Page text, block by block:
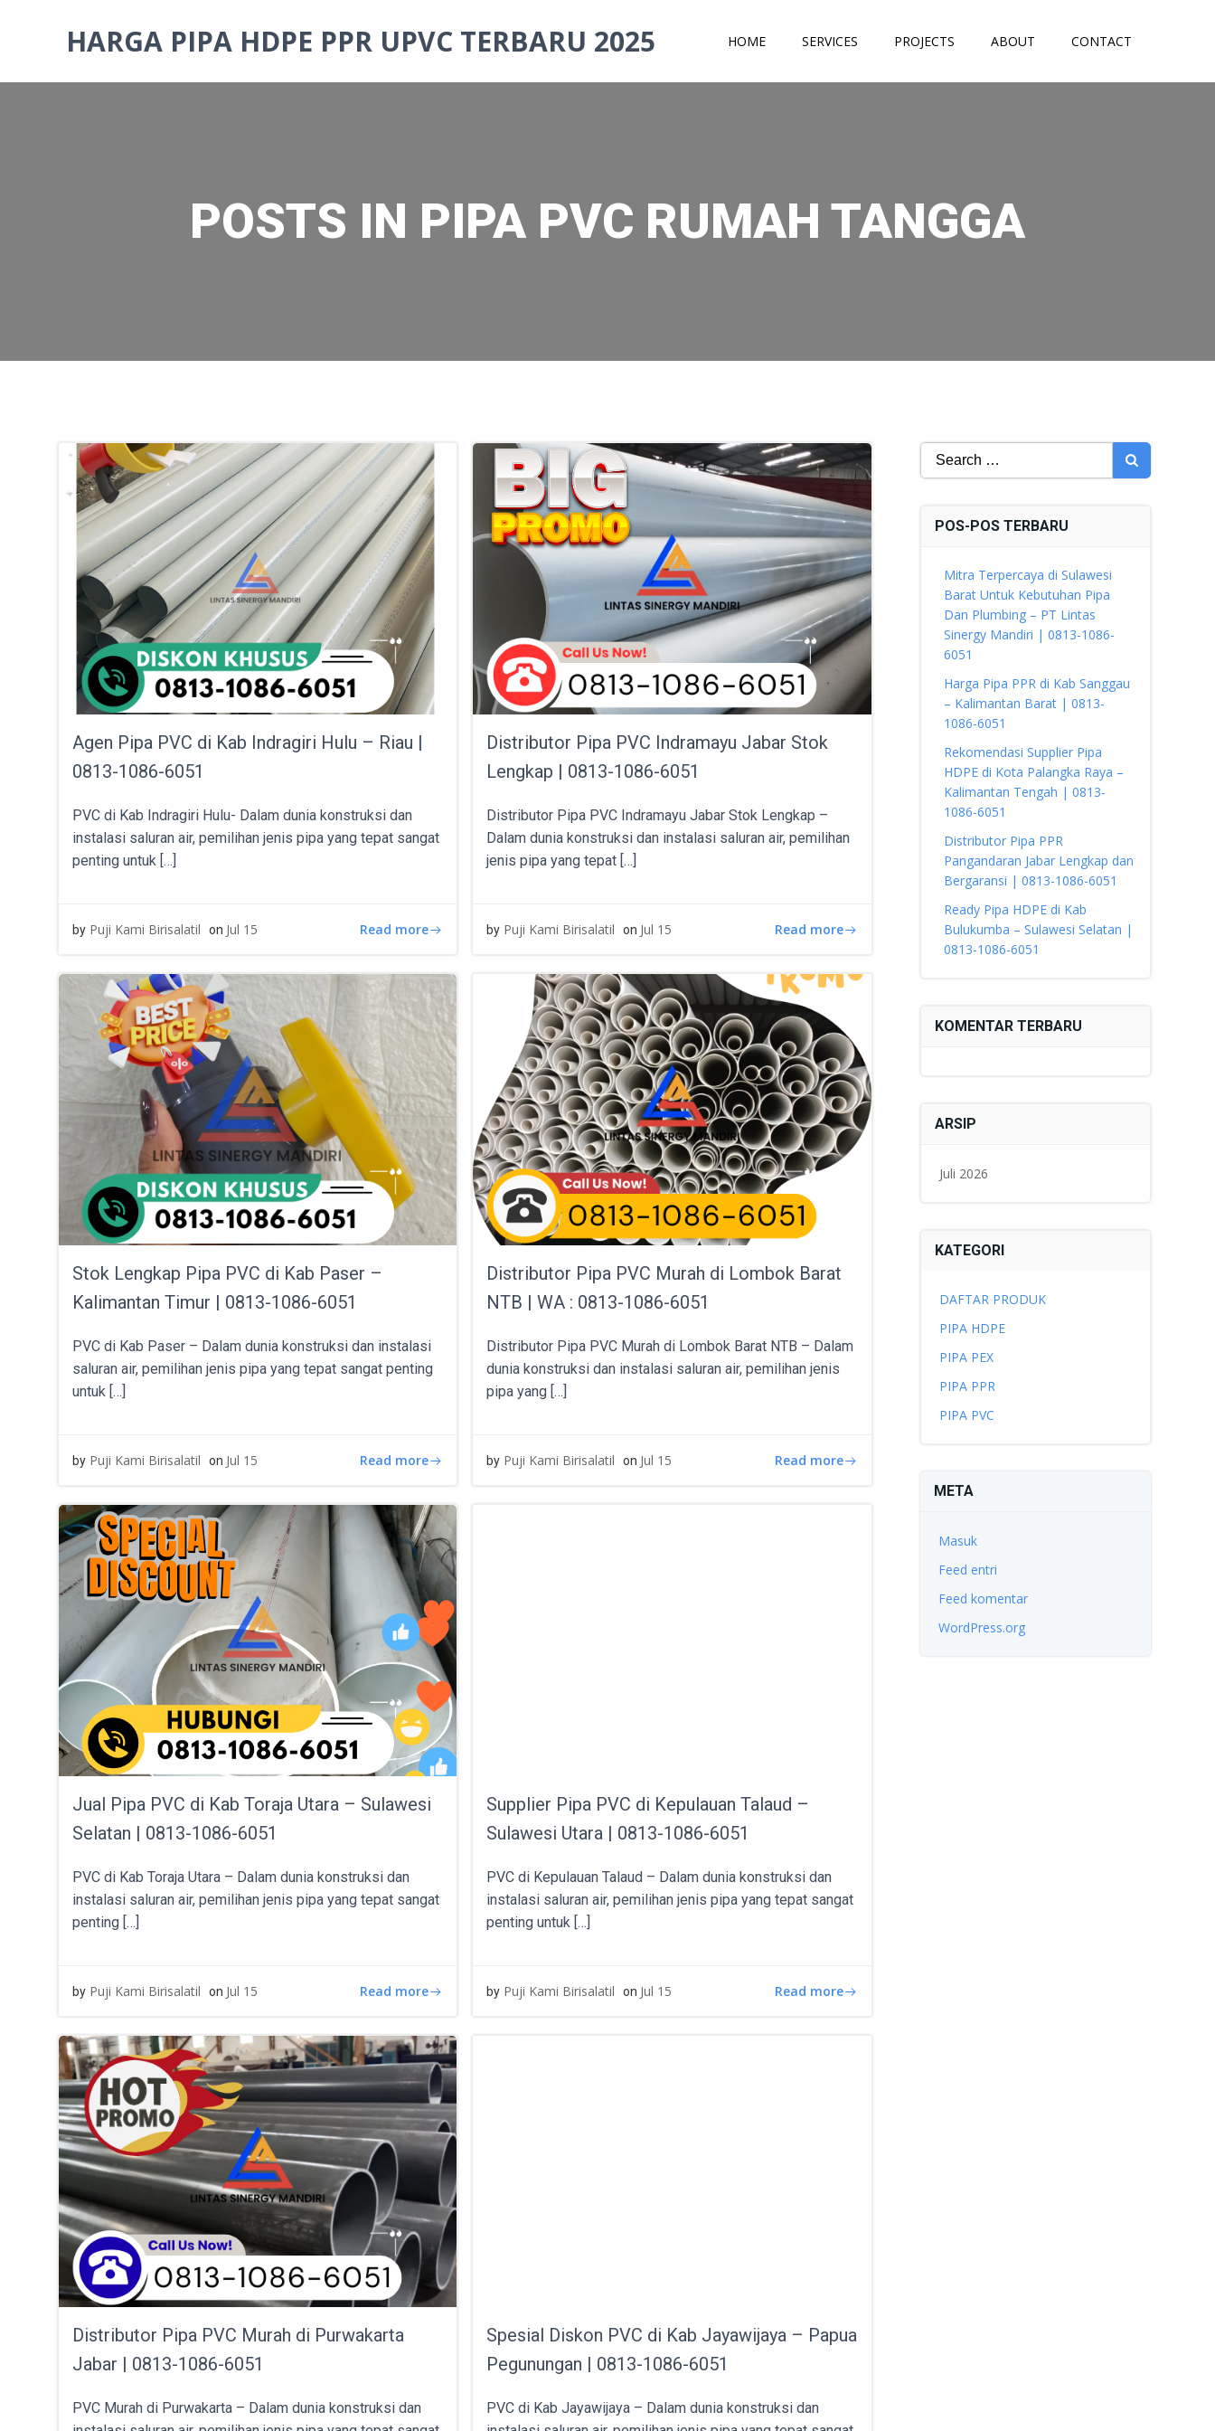
HARGA PIPA HDPE PPR UPVC TERBARU 2025 HOME SERVICES PROJECTS ABOUT CONTACT
POSTS IN PIPA PVC RUMAH TANGGA
Agen Pipa PVC di Kab Indragiri Hulu – Riau |
0813-1086-6051
PVC di Kab Indragiri Hulu- Dalam dunia konstruksi dan
instalasi saluran air, pemilihan jenis pipa yang tepat sangat
penting untuk […]
by Puji Kami Birisalatil on Jul 15 Read more
Distributor Pipa PVC Indramayu Jabar Stok
Lengkap | 0813-1086-6051
Distributor Pipa PVC Indramayu Jabar Stok Lengkap –
Dalam dunia konstruksi dan instalasi saluran air, pemilihan
jenis pipa yang tepat […]
by Puji Kami Birisalatil on Jul 15 Read more
Stok Lengkap Pipa PVC di Kab Paser –
Kalimantan Timur | 0813-1086-6051
PVC di Kab Paser – Dalam dunia konstruksi dan instalasi
saluran air, pemilihan jenis pipa yang tepat sangat penting
untuk […]
by Puji Kami Birisalatil on Jul 15 Read more
Distributor Pipa PVC Murah di Lombok Barat
NTB | WA : 0813-1086-6051
Distributor Pipa PVC Murah di Lombok Barat NTB – Dalam
dunia konstruksi dan instalasi saluran air, pemilihan jenis
pipa yang […]
by Puji Kami Birisalatil on Jul 15 Read more
Jual Pipa PVC di Kab Toraja Utara – Sulawesi
Selatan | 0813-1086-6051
PVC di Kab Toraja Utara – Dalam dunia konstruksi dan
instalasi saluran air, pemilihan jenis pipa yang tepat sangat
penting […]
by Puji Kami Birisalatil on Jul 15 Read more
Supplier Pipa PVC di Kepulauan Talaud –
Sulawesi Utara | 0813-1086-6051
PVC di Kepulauan Talaud – Dalam dunia konstruksi dan
instalasi saluran air, pemilihan jenis pipa yang tepat sangat
penting untuk […]
by Puji Kami Birisalatil on Jul 15 Read more
Distributor Pipa PVC Murah di Purwakarta
Jabar | 0813-1086-6051
PVC Murah di Purwakarta – Dalam dunia konstruksi dan
Spesial Diskon PVC di Kab Jayawijaya – Papua
Pegunungan | 0813-1086-6051
PVC di Kab Jayawijaya – Dalam dunia konstruksi dan
Search
POS-POS TERBARU
Mitra Terpercaya di Sulawesi
Barat Untuk Kebutuhan Pipa
Dan Plumbing – PT Lintas
Sinergy Mandiri | 0813-1086-
6051
Harga Pipa PPR di Kab Sanggau
– Kalimantan Barat | 0813-
1086-6051
Rekomendasi Supplier Pipa
HDPE di Kota Palangka Raya –
Kalimantan Tengah | 0813-
1086-6051
Distributor Pipa PPR
Pangandaran Jabar Lengkap dan
Bergaransi | 0813-1086-6051
Ready Pipa HDPE di Kab
Bulukumba – Sulawesi Selatan |
0813-1086-6051
KOMENTAR TERBARU
ARSIP
Juli 2026
KATEGORI
DAFTAR PRODUK
PIPA HDPE
PIPA PEX
PIPA PPR
PIPA PVC
META
Masuk
Feed entri
Feed komentar
WordPress.org